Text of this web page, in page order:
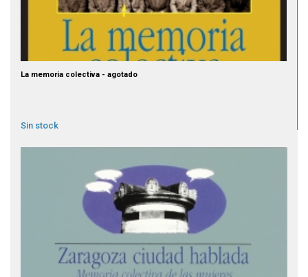
La memoria colectiva - agotado
Sin stock